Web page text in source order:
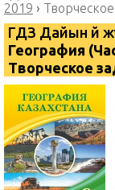
2019 ›
ГДЗ Дайын үй
География
Творческое